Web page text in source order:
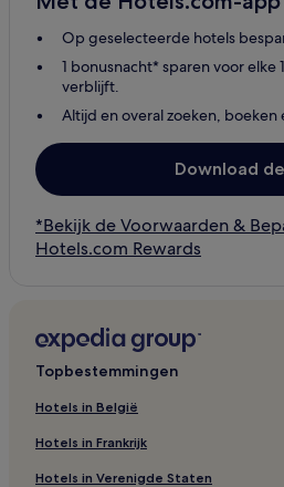
Op geselecteerde hotels
1 bonusnacht* sparen voor elke
verblijft.
Altijd en overal zoeken, boeken
Download
*Bekijk de Voorwaarden &
Hotels.com Rewards
Topbestemmingen
Hotels in België
Hotels in Frankrijk
Hotels in Verenigde Staten